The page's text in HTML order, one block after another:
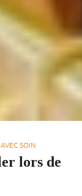
SOIN
lors de